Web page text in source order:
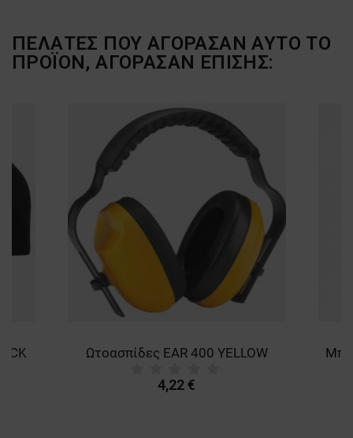
ΠΕΛΆΤΕΣ ΠΟΥ ΑΓΌΡΑΣΑΝ ΑΥΤΌ ΤΟ
ΠΡΟΪΌΝ, ΑΓΌΡΑΣΑΝ ΕΠΊΣΗΣ:
Ωτοασπίδες EAR 400 YELLOW
4,22 €